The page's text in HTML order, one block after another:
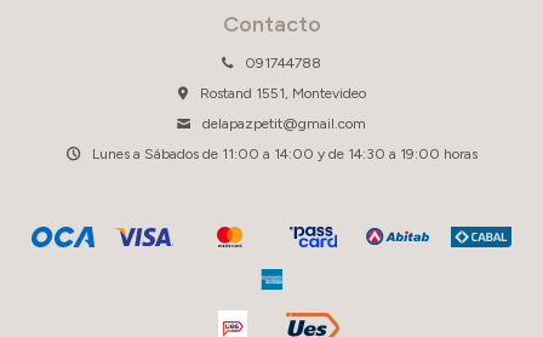
Contacto
091744788
Rostand 1551, Montevideo
delapazpetit@gmail.com
Lunes a Sábados de 11:00 a 14:00 y de 14:30 a 19:00 horas